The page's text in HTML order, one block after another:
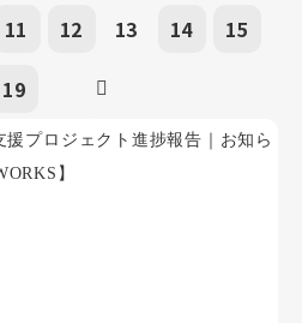
11 12 13 14 15
19